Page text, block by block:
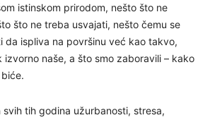
istinskom prirodom, nešto što ne
što ne treba usvajati, nešto čemu se
da ispliva na površinu već kao takvo,
izvorno naše, a što smo zaboravili – kako
tih godina užurbanosti, stresa,